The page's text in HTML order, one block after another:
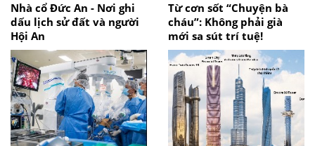
Nhà cổ Đức An - Nơi ghi
dấu lịch sử đất và người
Hội An
Từ cơn sốt “Chuyện bà
cháu”: Không phải già
mới sa sút trí tuệ!